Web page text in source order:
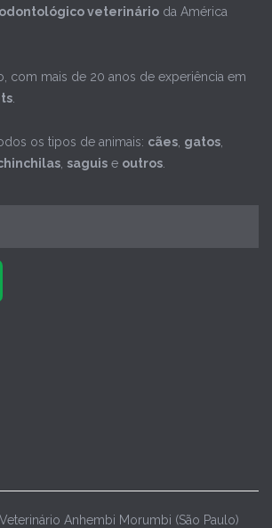
veterinário da América
com mais de 20 anos de experiência em
os tipos de animais: cães gatos
saguis e outros
Anhembi Morumbi (São Paulo)